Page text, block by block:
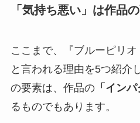
「気持ち悪い」は作品
ここまで、『ブルーピリオ
と言われる理由を5つ紹介
の要素は、 作品の「インパ
るものでもあります。